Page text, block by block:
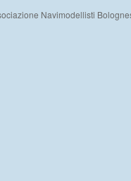
Navimodellisti